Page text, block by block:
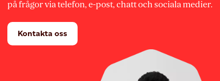
på frågor via telefon, e-post, chatt och sociala medier.
Kontakta oss